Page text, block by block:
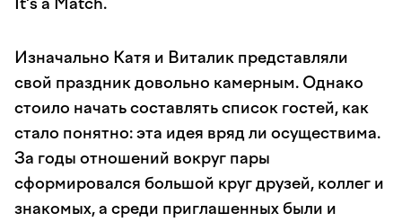
Изначально Катя и Виталик представляли
свой праздник довольно камерным. Однако
стоило начать составлять список гостей, как
стало понятно: эта идея вряд ли осуществима.
За годы отношений вокруг пары
сформировался большой круг друзей, коллег и
знакомых, а среди приглашенных были и